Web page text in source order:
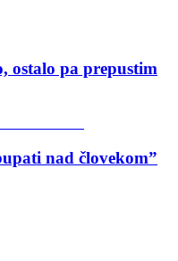
ostalo pa prepustim
nad človekom”